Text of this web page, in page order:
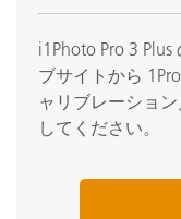
i1Photo Pro 3
ブサイトから
ャリブレーショ
してください。